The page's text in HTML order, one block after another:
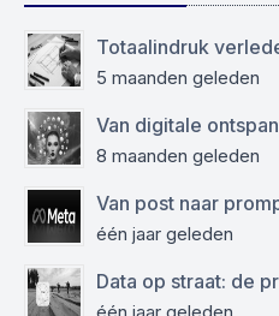
5 maanden geleden
8 maanden geleden
één jaar geleden
één jaar geleden